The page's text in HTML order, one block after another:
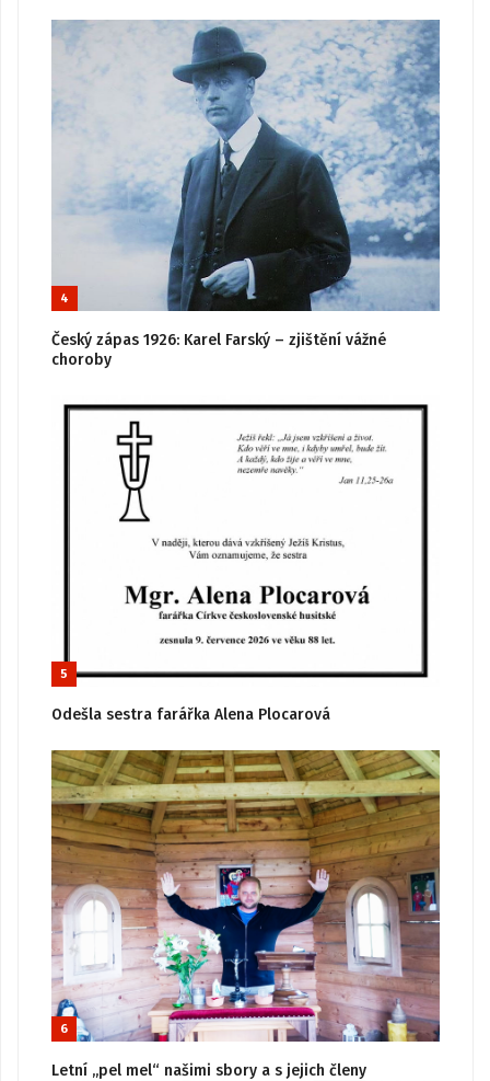
4
Český zápas 1926: Karel Farský – zjištění vážné
choroby
5
Odešla sestra farářka Alena Plocarová
6
Letní „pel mel“ našimi sbory a s jejich členy